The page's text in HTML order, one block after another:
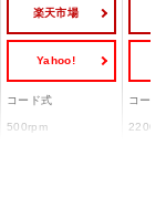
楽天市場
Yahoo!
コード式 コード
500rpm 2200